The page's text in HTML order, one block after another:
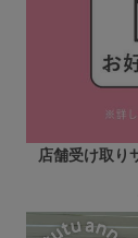
店舗受け取り